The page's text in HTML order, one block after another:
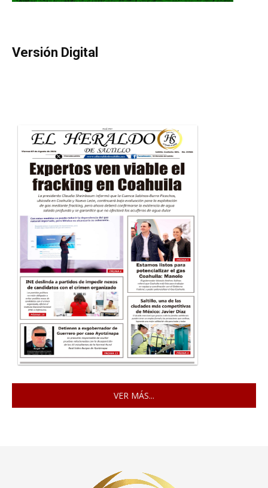
Versión Digital
VER MÁS...